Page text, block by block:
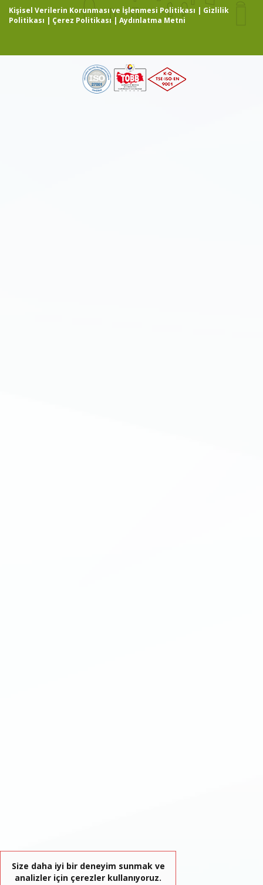
Kişisel Verilerin Korunması ve İşlenmesi Politikası | Gizlilik
Politikası | Çerez Politikası | Aydınlatma Metni
Size daha iyi bir deneyim sunmak ve
analizler için çerezler kullanıyoruz.